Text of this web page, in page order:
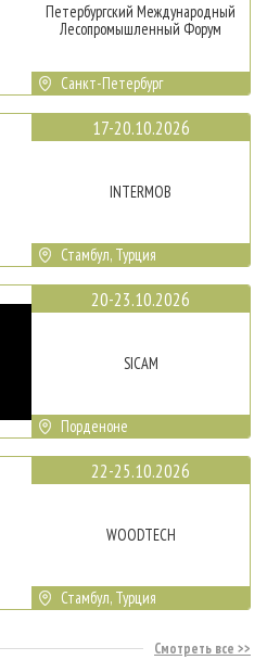
Петербургский Международный
Лесопромышленный Форум
Санкт-Петербург
17-20.10.2026
INTERMOB
Стамбул, Турция
20-23.10.2026
SICAM
Порденоне
22-25.10.2026
WOODTECH
Стамбул, Турция
Смотреть все